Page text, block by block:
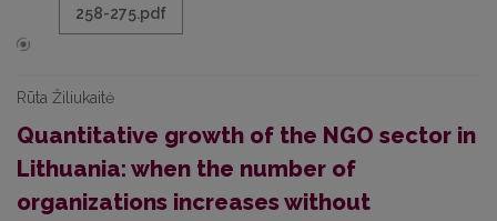
258-275.pdf
Rūta Žiliukaitė
Quantitative growth of the NGO sector in
Lithuania: when the number of
organizations increases without